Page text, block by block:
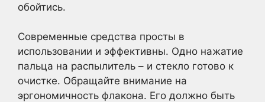
обойтись.
Современные средства просты в
использовании и эффективны. Одно нажатие
пальца на распылитель – и стекло готово к
очистке. Обращайте внимание на
эргономичность флакона. Его должно быть